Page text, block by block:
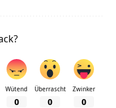
Wütend
0
Überrascht
0
Zwinker
0